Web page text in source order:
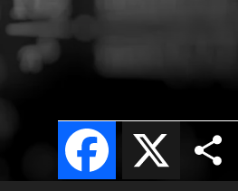
X
Facebook